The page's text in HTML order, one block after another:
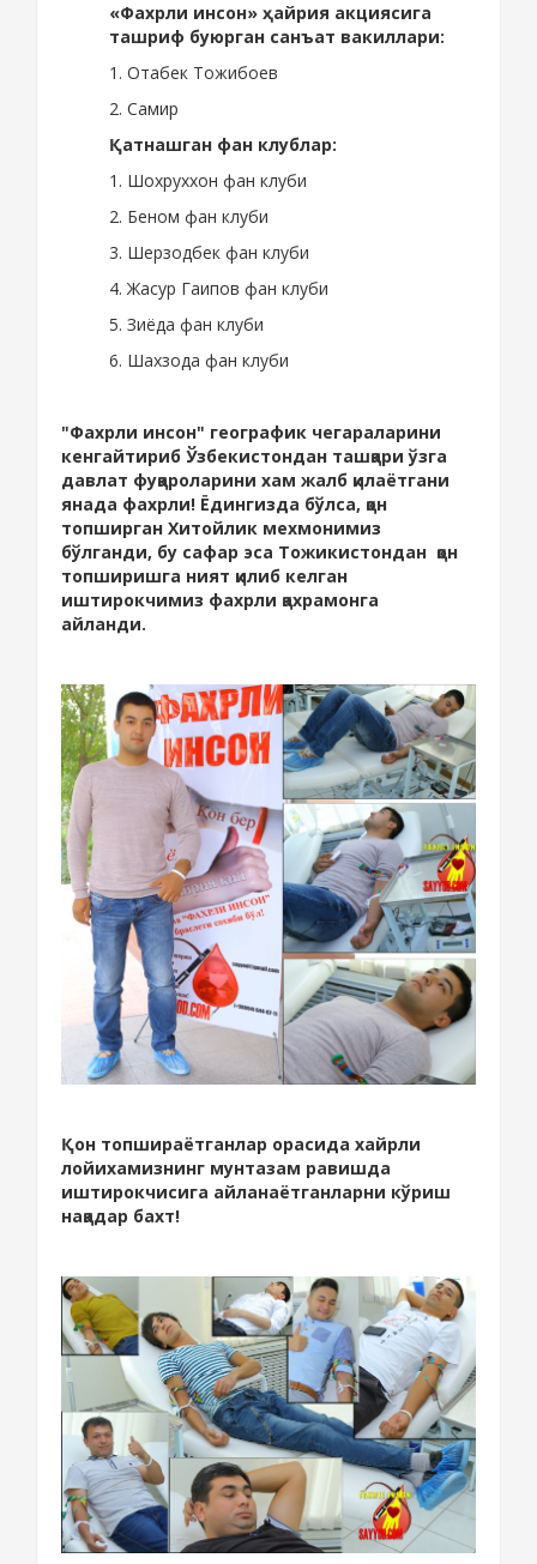
«Фахрли инсон» ҳайрия акциясига
ташриф буюрган санъат вакиллари:
1. Отабек Тожибоев
2. Самир
Қатнашган фан клублар:
1. Шохруххон фан клуби
2. Беном фан клуби
3. Шерзодбек фан клуби
4. Жасур Гаипов фан клуби
5. Зиёда фан клуби
6. Шахзода фан клуби
"Фахрли инсон" географик чегараларини
кенгайтириб Ўзбекистондан ташқари ўзга
давлат фуқароларини хам жалб қилаётгани
янада фахрли! Ёдингизда бўлса, қон
топширган Хитойлик мехмонимиз
бўлганди, бу сафар эса Тожикистондан қон
топширишга ният қилиб келган
иштирокчимиз фахрли қахрамонга
айланди.
Қон топшираётганлар орасида хайрли
лойихамизнинг мунтазам равишда
иштирокчисига айланаётганларни кўриш
нақадар бахт!